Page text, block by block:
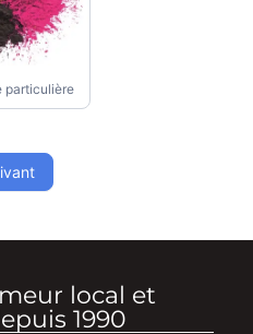
particulière
local et
1990